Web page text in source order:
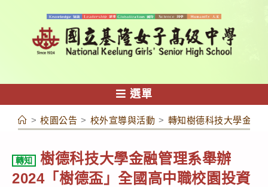
容
選單
> 校園公告 > 校外宣導與活動 > 轉知樹德科技大學金融
轉知
樹德科技大學金融管理系舉辦
2024「樹德盃」全國高中職校園投資